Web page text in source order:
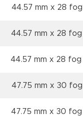
44.57 mm x 28 fog
44.57 mm x 28 fog
44.57 mm x 28 fog
47.75 mm x 30 fog
47.75 mm x 30 fog